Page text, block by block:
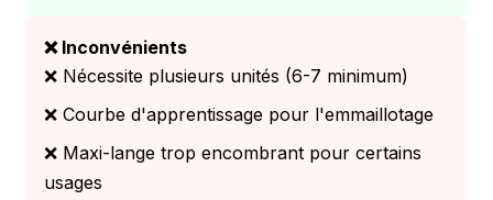
❌ Inconvénients
❌ Nécessite plusieurs unités (6-7 minimum)
❌ Courbe d'apprentissage pour l'emmaillotage
❌ Maxi-lange trop encombrant pour certains
usages